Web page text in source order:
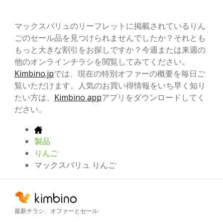
マックスバリュのリーフレットに掲載されているりん
ごのセール品を見つけられませんでしたか？それとも
もっと大きな割引をお探しですか？今週または来週の
他のオンラインチラシを閲覧してみてください。
Kimbino.jpでは、現在の特別オファーの概要を毎日ご
覧いただけます。人気のお買い得情報をいち早く知り
たい方は、 Kimbino appアプリをダウンロードしてく
ださい。
製品
りんご
マックスバリュ りんご
最新チラシ、オファーとセール